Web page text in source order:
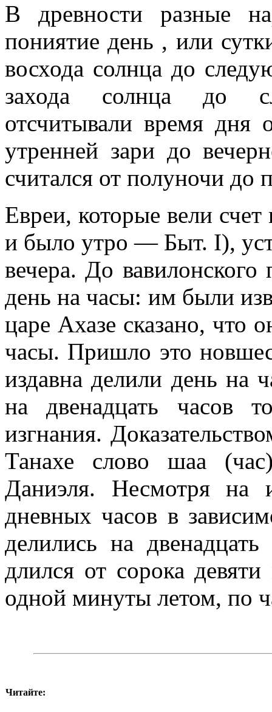
В древности разные
пониятие день , или
восхода солнца до
захода солнца до
отсчитывали время дня
утренней зари до
считался от полуночи до
Евреи, которые вели
и было утро — Быт. I),
вечера. До
день на часы: им были
царе Ахазе сказано, что
часы. Пришло это
издавна делили день на
на двенадцать часов
изгнания.
Танахе слово шаа
Даниэля. Несмотря на
дневных часов в
делились на
длился от сорока
одной минуты летом, по
Читайте: